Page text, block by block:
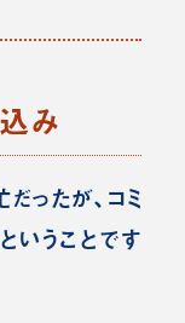
み
ったが、コミ
いうことです